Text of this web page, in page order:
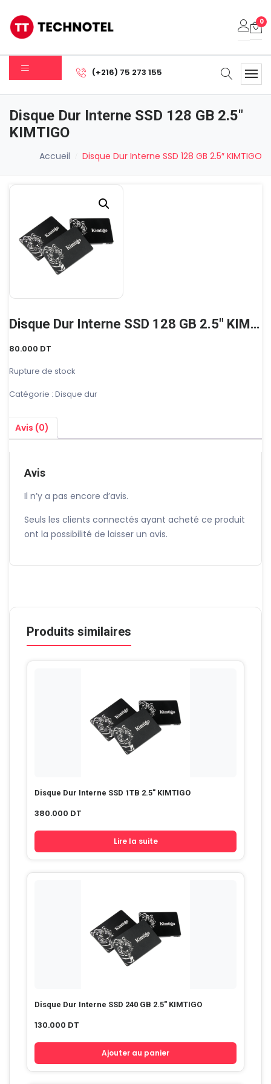
0
Votre panier est vide.
Sous-total: 0.000DT
Voir Le Panier Commander
(+216) 75 273 155
Disque Dur Interne SSD 128 GB 2.5″
KIMTIGO
Accueil Disque Dur Interne SSD 128 GB 2.5″ KIMTIGO
Disque Dur Interne SSD 128 GB 2.5″ KIMTIGO
80.000 DT
Rupture de stock
Catégorie : Disque dur
Avis (0)
Avis
Il n’y a pas encore d’avis.
Seuls les clients connectés ayant acheté ce produit
ont la possibilité de laisser un avis.
Produits similaires
Disque Dur Interne SSD 1TB 2.5″ KIMTIGO
380.000 DT
Lire la suite
Disque Dur Interne SSD 240 GB 2.5″ KIMTIGO
130.000 DT
Ajouter au panier